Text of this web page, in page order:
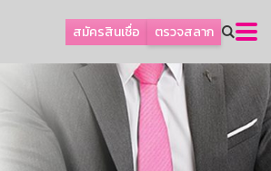
สมัครสินเชื่อ ตรวจสลาก
ายย่อย